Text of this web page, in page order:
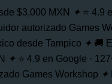
$3,000 MXN ✦ ⭐ 4.9
autorizado Games
desde Tampico ✦ 🚚
✦ ⭐ 4.9 en Google ·
Games Workshop ✦